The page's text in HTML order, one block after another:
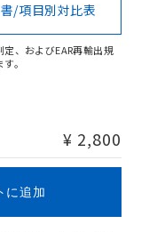
/項目別対比表
、およびEAR再輸出規
。
¥ 2,800
に追加